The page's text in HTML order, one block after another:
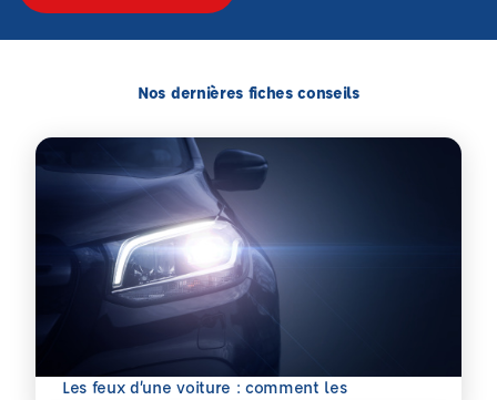
Nos dernières fiches conseils
Les feux d’une voiture : comment les